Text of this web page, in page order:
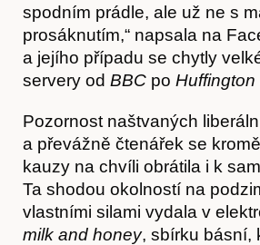
spodním prádle, ale už ne s
prosáknutím,“ napsala na
a jejího případu se chytly
servery od BBC po Huffington
Pozornost naštvaných
a převážně čtenářek se
kauzy na chvíli obrátila i k
Ta shodou okolností na
vlastními silami vydala v
milk and honey, sbírku básní,